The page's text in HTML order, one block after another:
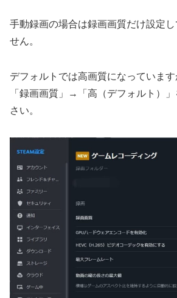
手動録画の場合は録画画質だけ設定
せん。
デフォルトでは高画質になっていま
「録画画質」→「高（デフォルト）
さい。